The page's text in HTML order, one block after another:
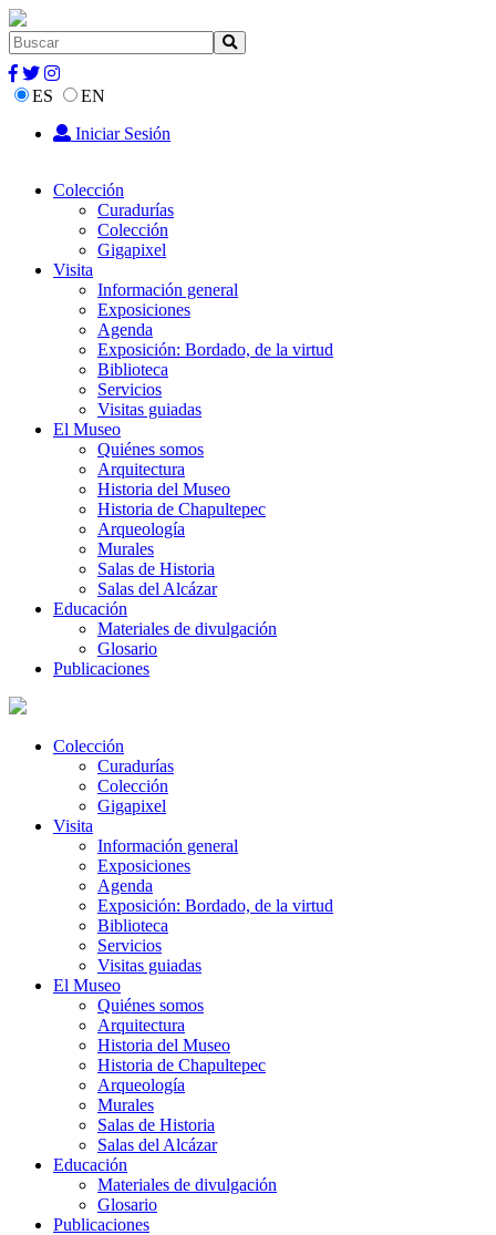
ES
EN
Iniciar Sesión
Colección
Curadurías
Colección
Gigapixel
Visita
Información general
Exposiciones
Agenda
Exposición: Bordado, de la virtud
Biblioteca
Servicios
Visitas guiadas
El Museo
Quiénes somos
Arquitectura
Historia del Museo
Historia de Chapultepec
Arqueología
Murales
Salas de Historia
Salas del Alcázar
Educación
Materiales de divulgación
Glosario
Publicaciones
Colección
Curadurías
Colección
Gigapixel
Visita
Información general
Exposiciones
Agenda
Exposición: Bordado, de la virtud
Biblioteca
Servicios
Visitas guiadas
El Museo
Quiénes somos
Arquitectura
Historia del Museo
Historia de Chapultepec
Arqueología
Murales
Salas de Historia
Salas del Alcázar
Educación
Materiales de divulgación
Glosario
Publicaciones